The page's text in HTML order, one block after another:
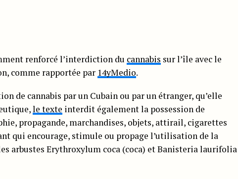
renforcé l’interdiction du cannabis sur l’île avec le
comme rapportée par 14yMedio.
de cannabis par un Cubain ou par un étranger, qu’elle
le texte interdit également la possession de
propagande, marchandises, objets, attirail, cigarettes
qui encourage, stimule ou propage l’utilisation de la
arbustes Erythroxylum coca (coca) et Banisteria laurifolia